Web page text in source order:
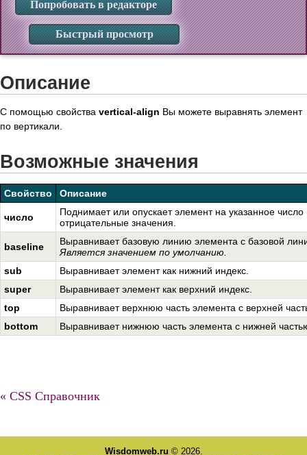
Попробовать в редакторе
Быстрый просмотр
Описание
С помощью свойства vertical-align Вы можете выравнять элемент
по вертикали.
Возможные значения
Свойство Описание
число
Поднимает или опускает элемент на указанное
отрицательные значения.
baseline
Выравнивает базовую линию элемента с базовой
Является значением по умолчанию.
sub
Выравнивает элемент как нижний индекс.
super
Выравнивает элемент как верхний индекс.
top
Выравнивает верхнюю часть элемента с верхней
bottom
Выравнивает нижнюю часть элемента с нижней
« CSS Справочник
Wisdomweb.ru © 2026.